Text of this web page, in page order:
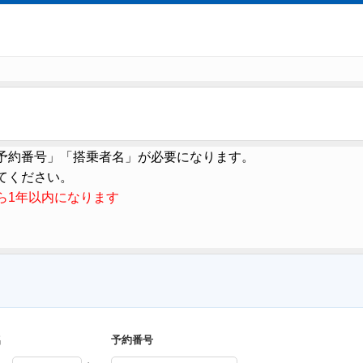
番号」「搭乗者名」が必要になります。
ださい。
1年以内になります
予約番号